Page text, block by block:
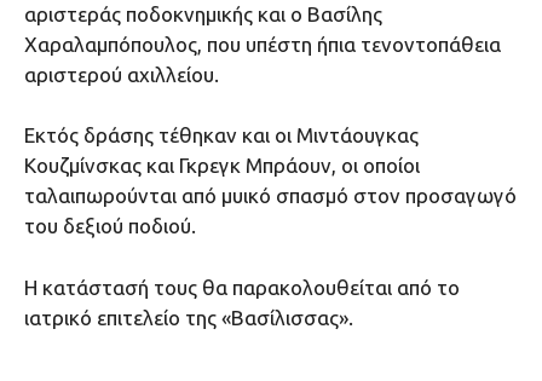
αριστεράς ποδοκνημικής και ο Βασίλης
Χαραλαμπόπουλος, που υπέστη ήπια τενοντοπάθεια
αριστερού αχιλλείου.
Εκτός δράσης τέθηκαν και οι Μιντάουγκας
Κουζμίνσκας και Γκρεγκ Μπράουν, οι οποίοι
ταλαιπωρούνται από μυικό σπασμό στον προσαγωγό
του δεξιού ποδιού.
Η κατάστασή τους θα παρακολουθείται από το
ιατρικό επιτελείο της «Βασίλισσας».